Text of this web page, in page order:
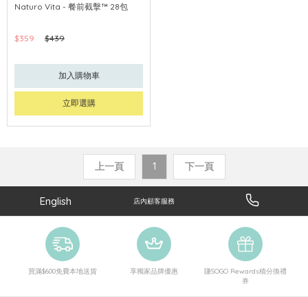
Naturo Vita - 餐前截擊™ 28包
$359 $439
加入購物車
立即選購
上一頁 1 下一頁
English 店內顧客服務
買滿$600免費本地送貨 享獨家品牌優惠
賺SOGO Rewards積分換禮
券